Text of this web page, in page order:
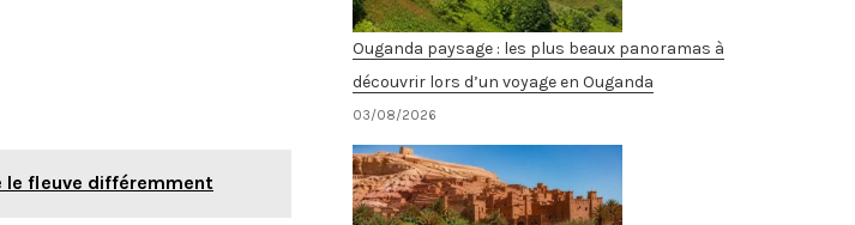
le fleuve différemment
Ouganda paysage : les plus beaux panoramas à
découvrir lors d’un voyage en Ouganda
03/08/2026